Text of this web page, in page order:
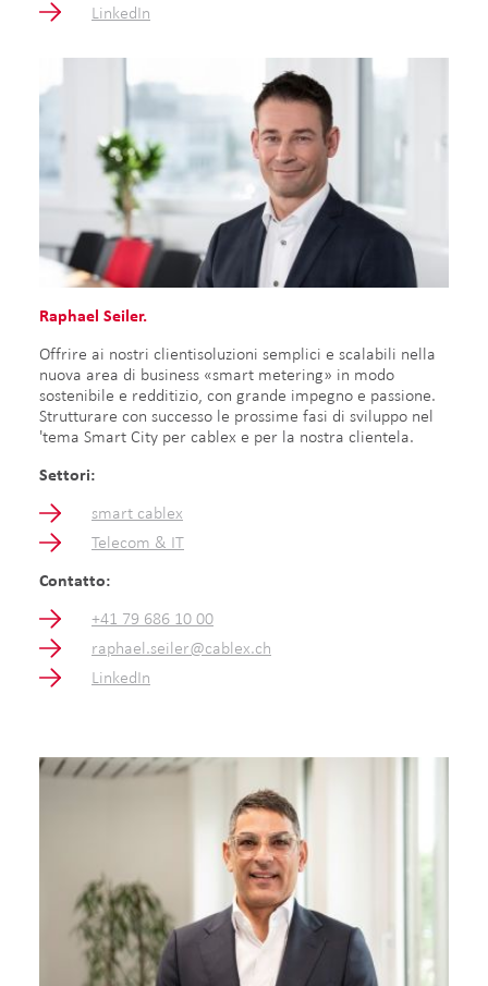
LinkedIn
Raphael Seiler.
Offrire ai nostri clientisoluzioni semplici e scalabili nella
nuova area di business «smart metering» in modo
sostenibile e redditizio, con grande impegno e passione.
Strutturare con successo le prossime fasi di sviluppo nel
'tema Smart City per cablex e per la nostra clientela.
Settori:
smart cablex
Telecom & IT
Contatto:
+41 79 686 10 00
raphael.seiler@cablex.ch
LinkedIn